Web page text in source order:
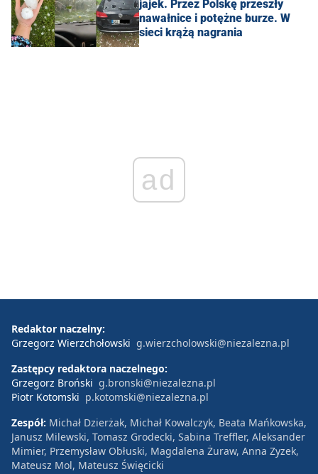
jajek. Przez Polskę przeszły
nawałnice i potężne burze. W
sieci krążą nagrania
ad
Redaktor naczelny:
Grzegorz Wierzchołowski g.wierzcholowski@niezalezna.pl
Zastępcy redaktora naczelnego:
Grzegorz Broński g.bronski@niezalezna.pl
Piotr Kotomski p.kotomski@niezalezna.pl
Zespół: Michał Dzierżak, Michał Kowalczyk, Beata Mańkowska,
Janusz Milewski, Tomasz Grodecki, Sabina Treffler, Aleksander
Mimier, Przemysław Obłuski, Magdalena Żuraw, Anna Zyzek,
Mateusz Mol, Mateusz Święcicki